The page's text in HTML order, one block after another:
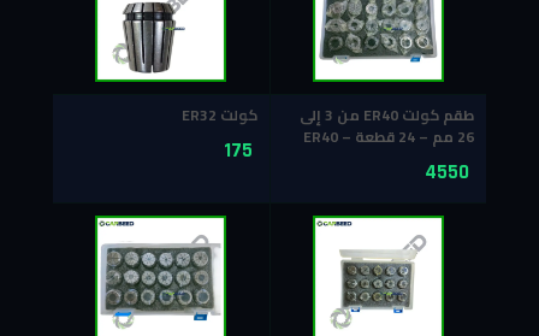
كولت ER32
175
طقم كولت ER40 من 3 إلى
26 مم – 24 قطعة – ER40
Collet Set
4550